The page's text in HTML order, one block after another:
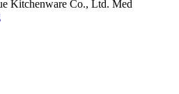
Kitchenware Co., Ltd. Med